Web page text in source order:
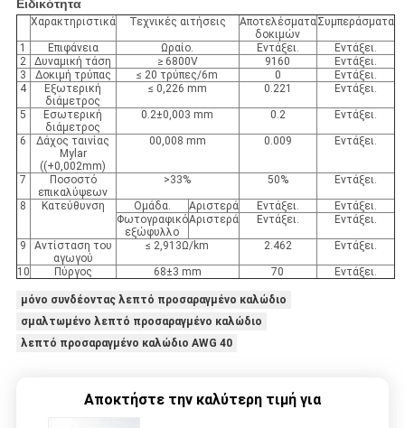
Ειδικότητα
Χαρακτηριστικά Τεχνικές αιτήσεις
Αποτελέσματα
δοκιμών
Συμπεράσματα
1 Επιφάνεια Ωραίο. Εντάξει.
Εντάξει.
2
Δυναμική τάση ≥ 6800V 9160
Εντάξει.
3
Δοκιμή τρύπας ≤ 20 τρύπες/6m 0
Εντάξει.
4
Εξωτερική
διάμετρος
≤ 0,226 mm 0.221 Εντάξει.
5
Εσωτερική
διάμετρος
0.2±0,003 mm 0.2 Εντάξει.
6
Δάχος ταινίας
Mylar
((+0,002mm)
00,008 mm 0.009 Εντάξει.
7
Ποσοστό
επικαλύψεων
>33% 50% Εντάξει.
8 Κατεύθυνση Ομάδα. Αριστερά Εντάξει.
Εντάξει.
Φωτογραφικό
εξώφυλλο
Αριστερά Εντάξει. Εντάξει.
9
Αντίσταση του
αγωγού
≤ 2,913Ω/km 2.462 Εντάξει.
10 Πύργος 68±3 mm 70 Εντάξει.
μόνο συνδέοντας λεπτό προσαραγμένο καλώδιο
σμαλτωμένο λεπτό προσαραγμένο καλώδιο
λεπτό προσαραγμένο καλώδιο AWG 40
Αποκτήστε την καλύτερη τιμή για